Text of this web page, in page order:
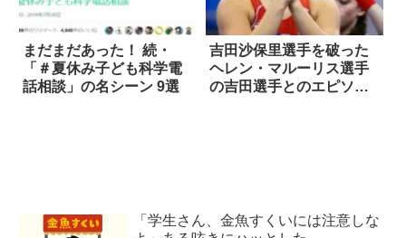
まだまだあった！ 続・
「＃夏休み子ども科学電
話相談」の名シーン 9選
吉田沙保里選手を破った
ヘレン・マルーリス選手
の吉田選手とのエピソー
「学生さん、金魚すくいには注意しな